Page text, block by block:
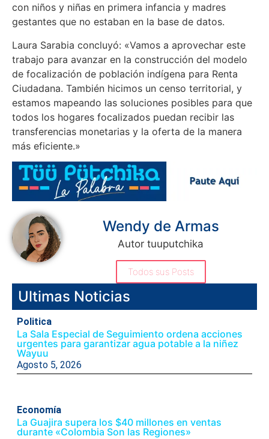
con niños y niñas en primera infancia y madres
gestantes que no estaban en la base de datos.
Laura Sarabia concluyó: «Vamos a aprovechar este
trabajo para avanzar en la construcción del modelo
de focalización de población indígena para Renta
Ciudadana. También hicimos un censo territorial, y
estamos mapeando las soluciones posibles para que
todos los hogares focalizados puedan recibir las
transferencias monetarias y la oferta de la manera
más eficiente.»
Wendy de Armas
Autor tuuputchika
Todos sus Posts
Ultimas Noticias
Politica
La Sala Especial de Seguimiento ordena acciones
urgentes para garantizar agua potable a la niñez
Wayuu
Agosto 5, 2026
Economía
La Guajira supera los $40 millones en ventas
durante «Colombia Son las Regiones»